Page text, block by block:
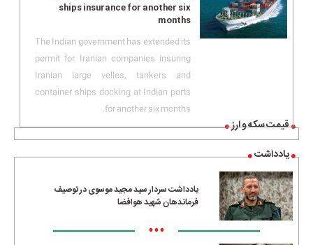
قیمت سکه و ارز
یادداشت
یادداشت سردار سید مجید موسوی در توصیف
فرماندهان شهید هوافضا
•••
ships insurance for another six
months
The Indian government has extended its
permit for Iranian companies insuring
Iranian large velles, tankers and
container ships docking at Indian ports
for another six months.